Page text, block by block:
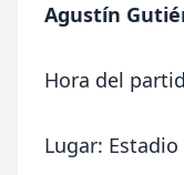
Agustín
Hora del
Lugar: